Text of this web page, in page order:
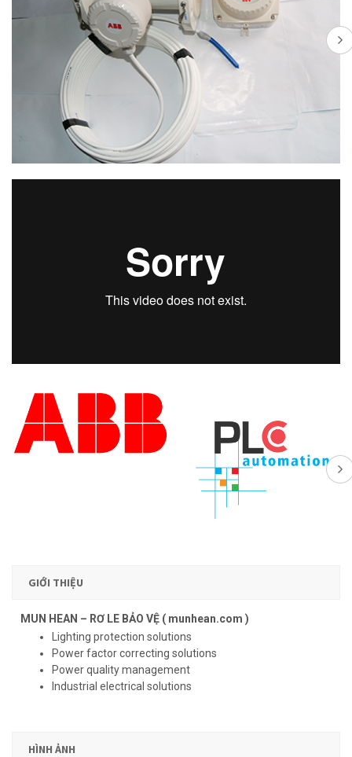
GIỚI THIỆU
MUN HEAN – RƠ LE BẢO VỆ ( munhean.com )
Lighting protection solutions
Power factor correcting solutions
Power quality management
Industrial electrical solutions
HÌNH ẢNH